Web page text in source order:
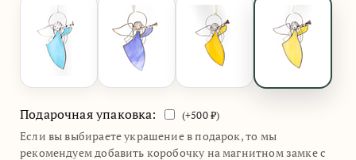
Подарочная упаковка: (+500₽)
Если вы выбираете украшение в подарок, то мы
рекомендуем добавить коробочку на магнитном замке с